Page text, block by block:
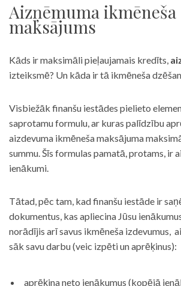
Aizņēmuma ikmēneša
maksājums
Kāds ir maksimāli pieļaujamais kredīts,
izteiksmē? Un kāda ir tā ikmēneša
Visbiežāk finanšu iestādes pielieto
saprotamu formulu, ar kuras palīdzību
aizdevuma ikmēneša maksājuma
summu. Šīs formulas pamatā, protams, ir
ienākumi.
Tātad, pēc tam, kad finanšu iestāde ir
dokumentus, kas apliecina Jūsu
norādījis arī savus ikmēneša izdevumus,
sāk savu darbu (veic izpēti un aprēķinus):
aprēķina neto ienākumus (kopējā